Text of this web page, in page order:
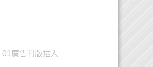
01廣告刊版插入